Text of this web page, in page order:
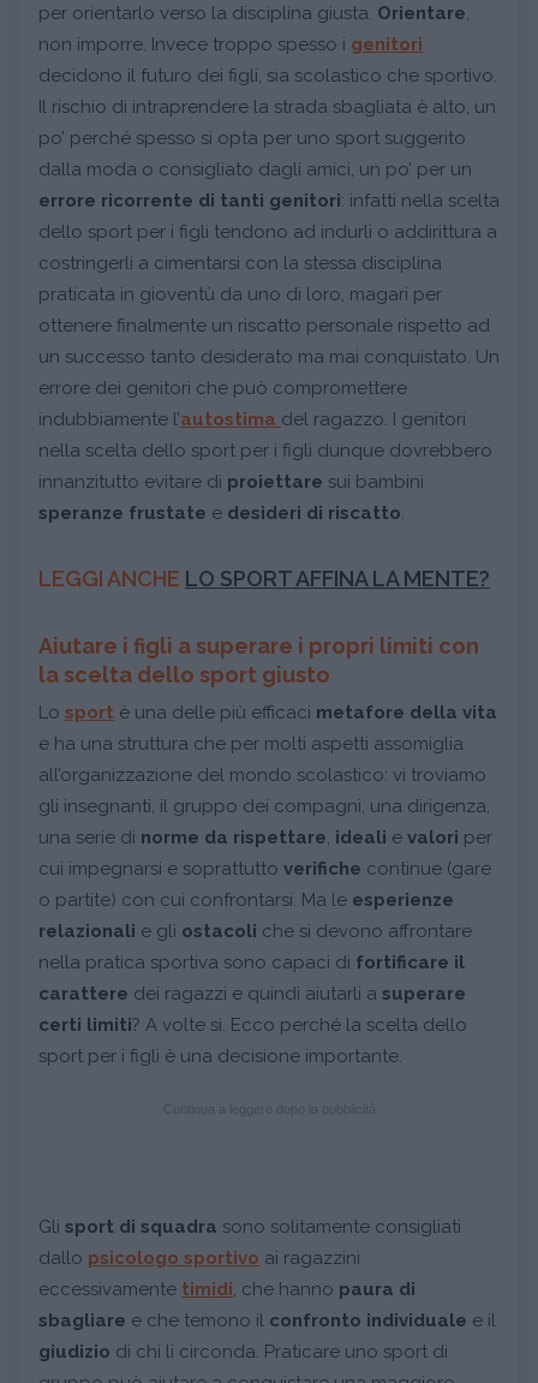
per orientarlo verso la disciplina giusta. Orientare
non imporre. Invece troppo spesso i genitori
decidono il futuro dei figli, sia scolastico che sportivo.
Il rischio di intraprendere la strada sbagliata è alto, un
po’ perché spesso si opta per uno sport suggerito
dalla moda o consigliato dagli amici, un po’ per un
errore ricorrente di tanti genitori: infatti nella scelta
dello sport per i figli tendono ad indurli o addirittura a
costringerli a cimentarsi con la stessa disciplina
praticata in gioventù da uno di loro, magari per
ottenere finalmente un riscatto personale rispetto ad
un successo tanto desiderato ma mai conquistato. Un
errore dei genitori che può compromettere
indubbiamente l’autostima del ragazzo. I genitori
nella scelta dello sport per i figli dunque dovrebbero
innanzitutto evitare di proiettare sui bambini
speranze frustate e desideri di riscatto
LEGGI ANCHE LO SPORT AFFINA LA MENTE?
Aiutare i figli a superare i propri limiti con
la scelta dello sport giusto
Lo sport è una delle più efficaci metafore della vita
e ha una struttura che per molti aspetti assomiglia
all’organizzazione del mondo scolastico: vi troviamo
gli insegnanti, il gruppo dei compagni, una dirigenza,
una serie di norme da rispettare ideali e valori per
cui impegnarsi e soprattutto verifiche continue (gare
o partite) con cui confrontarsi. Ma le esperienze
relazionali e gli ostacoli che si devono affrontare
nella pratica sportiva sono capaci di fortificare il
carattere dei ragazzi e quindi aiutarli a superare
certi limiti? A volte sì. Ecco perché la scelta dello
sport per i figli è una decisione importante.
Gli sport di squadra sono solitamente consigliati
dallo psicologo sportivo ai ragazzini
eccessivamente timidi , che hanno paura di
sbagliare e che temono il confronto individuale e il
giudizio di chi li circonda. Praticare uno sport di